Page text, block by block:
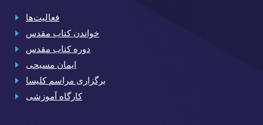
فعالیت‌ها
خواندن کتاب مقدس
دوره کتاب مقدس
ایمان مسیحی
برگزاری مراسم کلیسا
کارگاه آموزشی